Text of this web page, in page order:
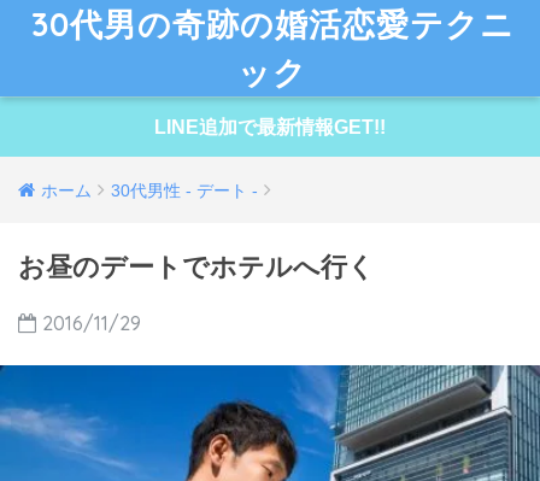
30代男の奇跡の婚活恋愛テクニ
ック
LINE追加で最新情報GET!!
ホーム 30代男性 - デート -
お昼のデートでホテルへ行く
2016/11/29